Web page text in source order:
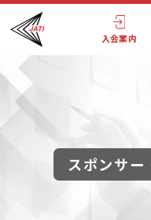
入会案内
スポンサー